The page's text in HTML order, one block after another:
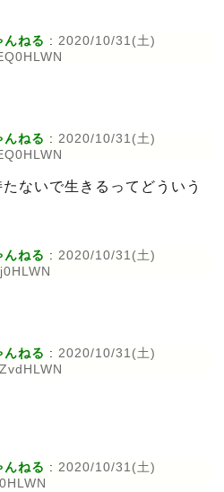
んねる : 2020/10/31(土)
んねる : 2020/10/31(土)
ないで生きるってどういう
んねる : 2020/10/31(土)
んねる : 2020/10/31(土)
んねる : 2020/10/31(土)